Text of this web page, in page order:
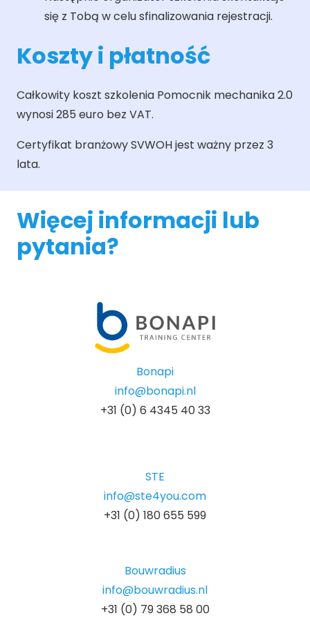
się z Tobą w celu sfinalizowania rejestracji.
Koszty i płatność
Całkowity koszt szkolenia Pomocnik mechanika 2.0
wynosi 285 euro bez VAT.
Certyfikat branżowy SVWOH jest ważny przez 3
lata.
Więcej informacji lub
pytania?
Bonapi
info@bonapi.nl
+31 (0) 6 4345 40 33
STE
info@ste4you.com
+31 (0) 180 655 599
Bouwradius
info@bouwradius.nl
+31 (0) 79 368 58 00